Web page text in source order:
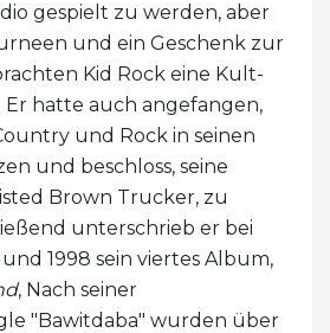
gespielt zu werden, aber
und ein Geschenk zur
Kid Rock eine Kult-
Er hatte auch angefangen,
und Rock in seinen
und beschloss, seine
Brown Trucker, zu
unterschrieb er bei
1998 sein viertes Album,
, Nach seiner
"Bawitdaba" wurden über